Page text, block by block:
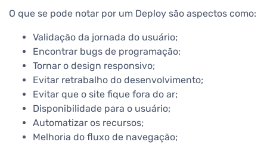
O que se pode notar por um Deploy são aspectos como:
Validação da jornada do usuário;
Encontrar bugs de programação;
Tornar o design responsivo;
Evitar retrabalho do desenvolvimento;
Evitar que o site fique fora do ar;
Disponibilidade para o usuário;
Automatizar os recursos;
Melhoria do fluxo de navegação;